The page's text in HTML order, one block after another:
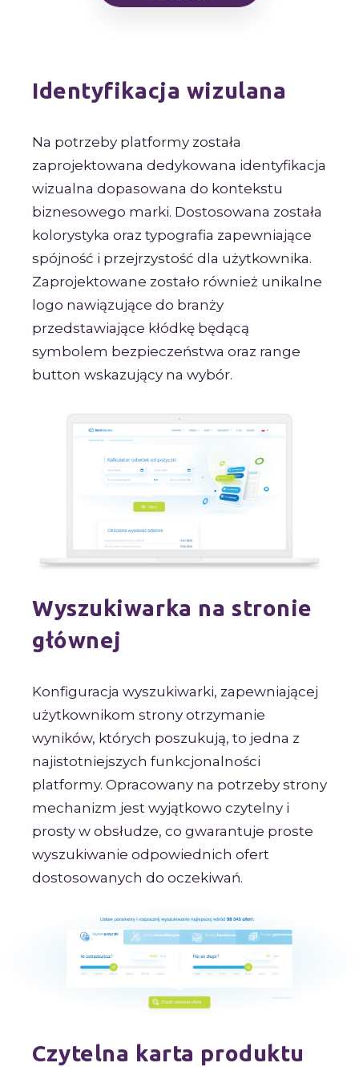
Identyfikacja wizulana
Na potrzeby platformy została
zaprojektowana dedykowana identyfikacja
wizualna dopasowana do kontekstu
biznesowego marki. Dostosowana została
kolorystyka oraz typografia zapewniające
spójność i przejrzystość dla użytkownika.
Zaprojektowane zostało również unikalne
logo nawiązujące do branży
przedstawiające kłódkę będącą
symbolem bezpieczeństwa oraz range
button wskazujący na wybór.
Wyszukiwarka na stronie
głównej
Konfiguracja wyszukiwarki, zapewniającej
użytkownikom strony otrzymanie
wyników, których poszukują, to jedna z
najistotniejszych funkcjonalności
platformy. Opracowany na potrzeby strony
mechanizm jest wyjątkowo czytelny i
prosty w obsłudze, co gwarantuje proste
wyszukiwanie odpowiednich ofert
dostosowanych do oczekiwań.
Czytelna karta produktu